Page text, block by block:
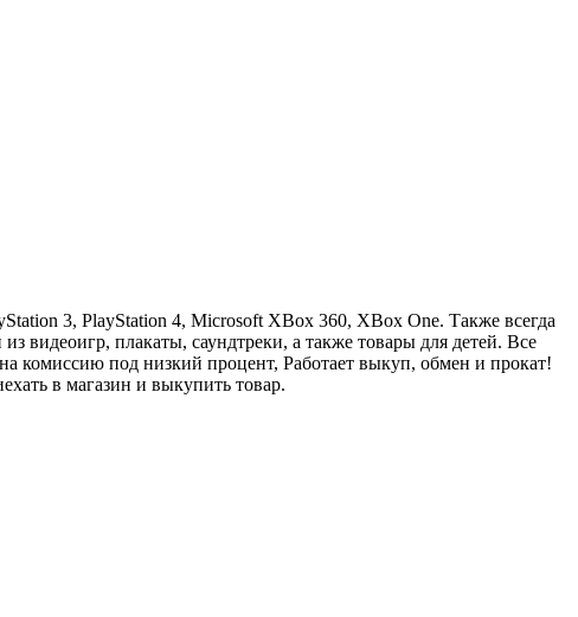
3, PlayStation 4, Microsoft XBox 360, XBox One. Также всегда
видеоигр, плакаты, саундтреки, а также товары для детей. Все
комиссию под низкий процент, Работает выкуп, обмен и прокат!
в магазин и выкупить товар.